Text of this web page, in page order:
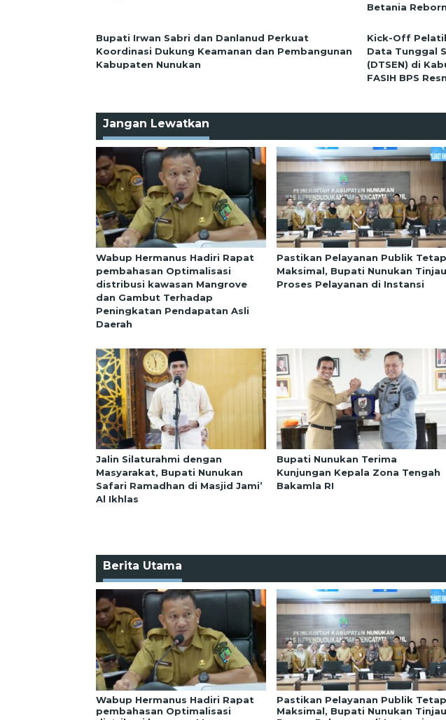
Betania
Bupati Irwan Sabri dan Danlanud Perkuat
Koordinasi Dukung Keamanan dan Pembangunan
Kabupaten Nunukan
Kick-Off
Data Tunggal
(DTSEN) di
FASIH BPS
Jangan Lewatkan
Wabup Hermanus Hadiri Rapat
pembahasan Optimalisasi
distribusi kawasan Mangrove
dan Gambut Terhadap
Peningkatan Pendapatan Asli
Daerah
Pastikan Pelayanan Publik Tetap
Maksimal, Bupati Nunukan Tinjau
Proses Pelayanan di Instansi
Jalin Silaturahmi dengan
Masyarakat, Bupati Nunukan
Safari Ramadhan di Masjid Jami’
Al Ikhlas
Bupati Nunukan Terima
Kunjungan Kepala Zona Tengah
Bakamla RI
Berita Utama
Wabup Hermanus Hadiri Rapat
pembahasan Optimalisasi
Pastikan Pelayanan Publik Tetap
Maksimal, Bupati Nunukan Tinjau